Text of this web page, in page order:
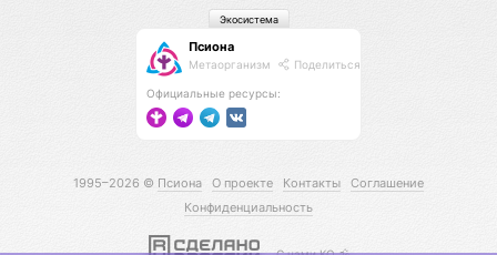
Псиона
Метаорганизм Поделиться
Официальные ресурсы:
Экосистема
1995–2026 © Псиона О проекте Контакты
Соглашение
Конфиденциальность